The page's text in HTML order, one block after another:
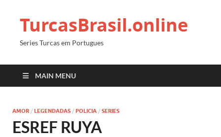
TurcasBrasil.online
Series Turcas em Portugues
MAIN MENU
AMOR / LEGENDADAS / POLICIA / SERIES
ESREF RUYA